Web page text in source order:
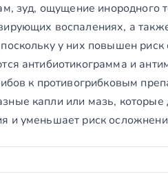
зуд, ощущение
воспалениях, а
у них повышен
антибиотикограмма и
к противогрибковым
капли или мазь,
и уменьшает риск